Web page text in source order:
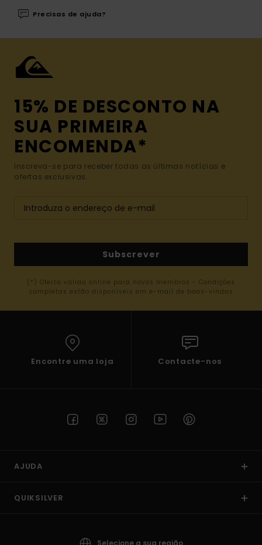
Precisas de ajuda?
15% DE DESCONTO NA
SUA PRIMEIRA
ENCOMENDA*
Inscreva-se para receber todas as últimas notícias e
ofertas exclusivas.
Subscrever
(*) Oferta válida online para novos membros - Condições
completas estão disponíveis em e-mail de boas-vindas
Encontre uma loja Contacte-nos
AJUDA
QUIKSILVER